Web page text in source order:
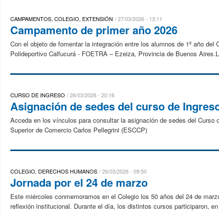
CAMPAMENTOS, COLEGIO, EXTENSIÓN 27/03/2026 - 13:11
Campamento de primer año 2026
Con el objeto de fomentar la integración entre los alumnos de 1º año
Polideportivo Calfucurá - FOETRA – Ezeiza, Provincia de Buenos
CURSO DE INGRESO 26/03/2026 - 20:16
Asignación de sedes del curso de
Acceda en los vínculos para consultar la asignación de sedes del
Superior de Comercio Carlos Pellegrini (ESCCP)
COLEGIO, DERECHOS HUMANOS 26/03/2026 - 09:50
Jornada por el 24 de marzo
Este miércoles conmemoramos en el Colegio los 50 años del 24 de
reflexión institucional. Durante el día, los distintos cursos participaron,